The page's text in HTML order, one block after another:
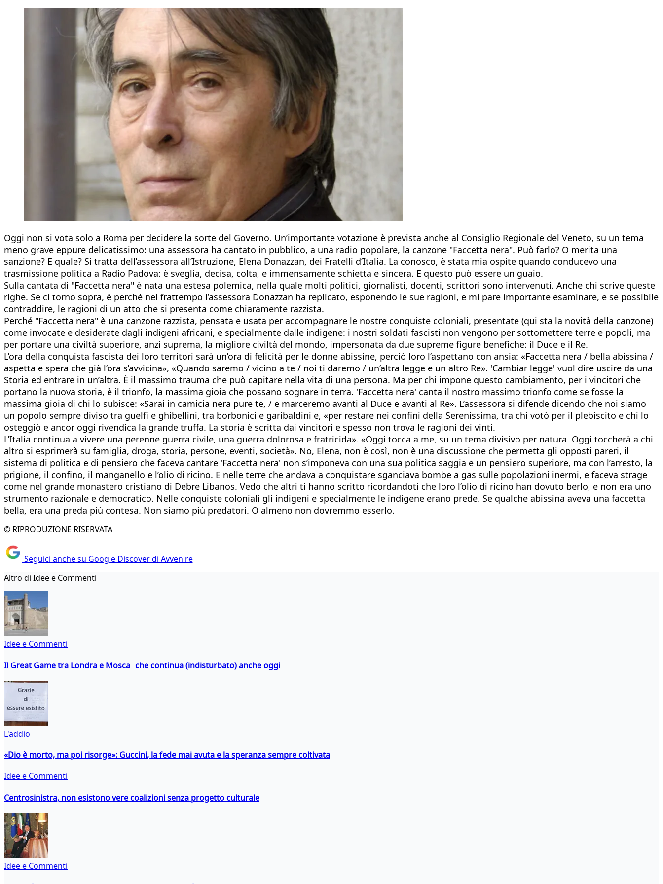
Oggi non si vota solo a Roma per decidere la sorte del Governo. Un’importante votazione è prevista anche al Consiglio Regionale del Veneto, su un tema
meno grave eppure delicatissimo: una assessora ha cantato in pubblico, a una radio popolare, la canzone "Faccetta nera". Può farlo? O merita una
sanzione? E quale? Si tratta dell’assessora all’Istruzione, Elena Donazzan, dei Fratelli d’Italia. La conosco, è stata mia ospite quando conducevo una
trasmissione politica a Radio Padova: è sveglia, decisa, colta, e immensamente schietta e sincera. E questo può essere un guaio.
Sulla cantata di "Faccetta nera" è nata una estesa polemica, nella quale molti politici, giornalisti, docenti, scrittori sono intervenuti. Anche chi scrive queste
righe. Se ci torno sopra, è perché nel frattempo l’assessora Donazzan ha replicato, esponendo le sue ragioni, e mi pare importante esaminare, e se possibile
contraddire, le ragioni di un atto che si presenta come chiaramente razzista.
Perché "Faccetta nera" è una canzone razzista, pensata e usata per accompagnare le nostre conquiste coloniali, presentate (qui sta la novità della canzone)
come invocate e desiderate dagli indigeni africani, e specialmente dalle indigene: i nostri soldati fascisti non vengono per sottomettere terre e popoli, ma
per portare una civiltà superiore, anzi suprema, la migliore civiltà del mondo, impersonata da due supreme figure benefiche: il Duce e il Re.
L’ora della conquista fascista dei loro territori sarà un’ora di felicità per le donne abissine, perciò loro l’aspettano con ansia: «Faccetta nera / bella abissina /
aspetta e spera che già l’ora s’avvicina», «Quando saremo / vicino a te / noi ti daremo / un’altra legge e un altro Re». 'Cambiar legge' vuol dire uscire da una
Storia ed entrare in un’altra. È il massimo trauma che può capitare nella vita di una persona. Ma per chi impone questo cambiamento, per i vincitori che
portano la nuova storia, è il trionfo, la massima gioia che possano sognare in terra. 'Faccetta nera' canta il nostro massimo trionfo come se fosse la
massima gioia di chi lo subisce: «Sarai in camicia nera pure te, / e marceremo avanti al Duce e avanti al Re». L’assessora si difende dicendo che noi siamo
un popolo sempre diviso tra guelfi e ghibellini, tra borbonici e garibaldini e, «per restare nei confini della Serenissima, tra chi votò per il plebiscito e chi lo
osteggiò e ancor oggi rivendica la grande truffa. La storia è scritta dai vincitori e spesso non trova le ragioni dei vinti.
L’Italia continua a vivere una perenne guerra civile, una guerra dolorosa e fratricida». «Oggi tocca a me, su un tema divisivo per natura. Oggi toccherà a chi
altro si esprimerà su famiglia, droga, storia, persone, eventi, società». No, Elena, non è così, non è una discussione che permetta gli opposti pareri, il
sistema di politica e di pensiero che faceva cantare 'Faccetta nera' non s’imponeva con una sua politica saggia e un pensiero superiore, ma con l’arresto, la
prigione, il confino, il manganello e l’olio di ricino. E nelle terre che andava a conquistare sganciava bombe a gas sulle popolazioni inermi, e faceva strage
come nel grande monastero cristiano di Debre Libanos. Vedo che altri ti hanno scritto ricordandoti che loro l’olio di ricino han dovuto berlo, e non era uno
strumento razionale e democratico. Nelle conquiste coloniali gli indigeni e specialmente le indigene erano prede. Se qualche abissina aveva una faccetta
bella, era una preda più contesa. Non siamo più predatori. O almeno non dovremmo esserlo.
© RIPRODUZIONE RISERVATA
Seguici anche su Google Discover di Avvenire
Altro di Idee e Commenti
Idee e Commenti
Il Great Game tra Londra e Mosca che continua (indisturbato) anche oggi
L'addio
«Dio è morto, ma poi risorge»: Guccini, la fede mai avuta e la speranza sempre coltivata
Idee e Commenti
Centrosinistra, non esistono vere coalizioni senza progetto culturale
Idee e Commenti